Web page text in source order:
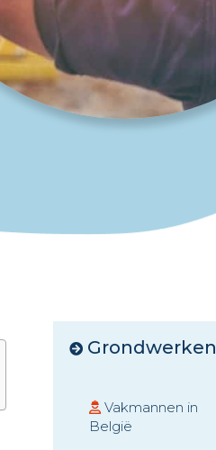
Grondwerken
Vakmannen in
België